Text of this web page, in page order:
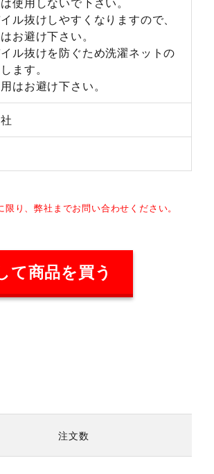
ル抜けしやすくなりますので、
お避け下さい。
ル抜けを防ぐため洗濯ネットの
ます。
はお避け下さい。
り、弊社までお問い合わせください。
て商品を買う
注文数